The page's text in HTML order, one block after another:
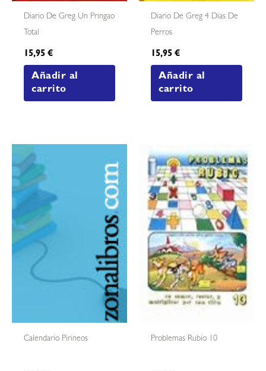
Diario De Greg Un Pringao
Total
15,95€
Añadir al
carrito
Diario De Greg 4 Dias De
Perros
15,95€
Añadir al
carrito
Calendario Pirineos Problemas Rubio 10